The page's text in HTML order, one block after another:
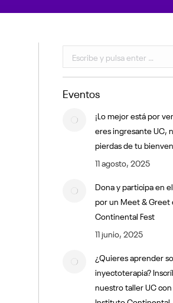
Buscar:
Eventos
¡Lo mejor está por
eres ingresante UC,
pierdas de tu
11 agosto, 2025
Dona y participa en
por un Meet & Greet
Continental Fest
11 junio, 2025
¿Quieres aprender
inyectoterapia?
nuestro taller UC con